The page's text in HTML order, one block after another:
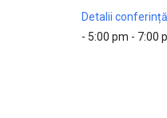
Detalii
- 5:00 pm - 7:00